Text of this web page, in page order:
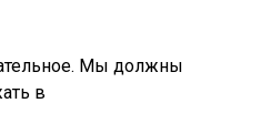
Мы должны
в